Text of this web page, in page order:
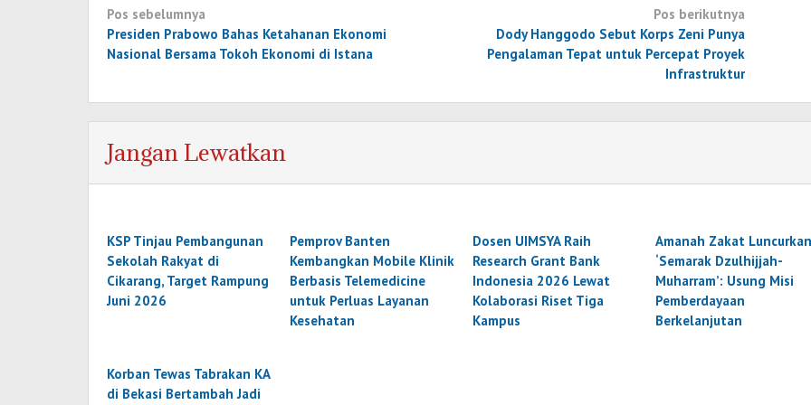
Navigasi
pos
Pos sebelumnya
Presiden Prabowo Bahas Ketahanan Ekonomi
Nasional Bersama Tokoh Ekonomi di Istana
Pos berikutnya
Dody Hanggodo Sebut Korps Zeni Punya
Pengalaman Tepat untuk Percepat Proyek
Infrastruktur
Jangan Lewatkan
KSP Tinjau Pembangunan
Sekolah Rakyat di
Cikarang, Target Rampung
Juni 2026
Pemprov Banten
Kembangkan Mobile Klinik
Berbasis Telemedicine
untuk Perluas Layanan
Kesehatan
Dosen UIMSYA Raih
Research Grant Bank
Indonesia 2026 Lewat
Kolaborasi Riset Tiga
Kampus
Amanah Zakat
‘Semarak Dzulhijjah-
Muharram’: Usung Misi
Pemberdayaan
Berkelanjutan
Korban Tewas Tabrakan KA
di Bekasi Bertambah Jadi